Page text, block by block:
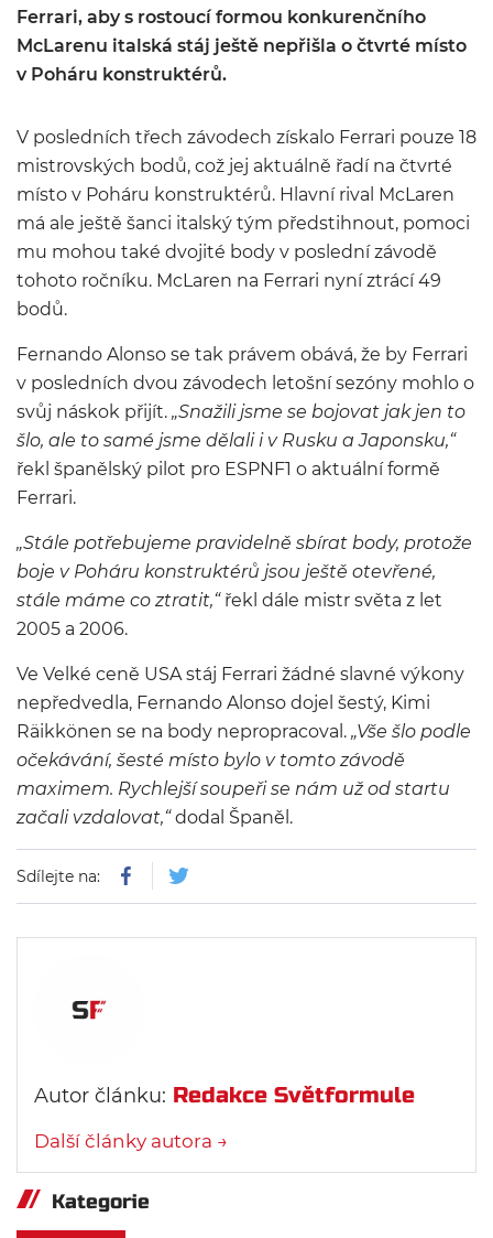
Ferrari, aby s rostoucí formou konkurenčního
McLarenu italská stáj ještě nepřišla o čtvrté místo
v Poháru konstruktérů.
V posledních třech závodech získalo Ferrari pouze 18
mistrovských bodů, což jej aktuálně řadí na čtvrté
místo v Poháru konstruktérů. Hlavní rival McLaren
má ale ještě šanci italský tým předstihnout, pomoci
mu mohou také dvojité body v poslední závodě
tohoto ročníku. McLaren na Ferrari nyní ztrácí 49
bodů.
Fernando Alonso se tak právem obává, že by Ferrari
v posledních dvou závodech letošní sezóny mohlo o
svůj náskok přijít. „Snažili jsme se bojovat jak jen to
šlo, ale to samé jsme dělali i v Rusku a Japonsku,“
řekl španělský pilot pro ESPNF1 o aktuální formě
Ferrari.
„Stále potřebujeme pravidelně sbírat body, protože
boje v Poháru konstruktérů jsou ještě otevřené,
stále máme co ztratit,“řekl dále mistr světa z let
2005 a 2006.
Ve Velké ceně USA stáj Ferrari žádné slavné výkony
nepředvedla, Fernando Alonso dojel šestý, Kimi
Räikkönen se na body nepropracoval. „Vše šlo podle
očekávání, šesté místo bylo v tomto závodě
maximem. Rychlejší soupeři se nám už od startu
začali vzdalovat,“dodal Španěl.
Sdílejte na:
Autor článku: Redakce Světformule
Další články autora →
Kategorie